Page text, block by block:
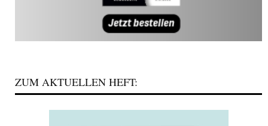
ZUM AKTUELLEN HEFT: